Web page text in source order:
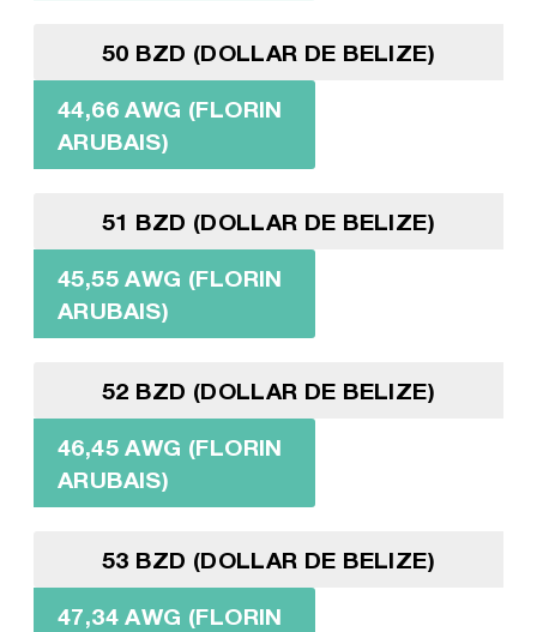
50 BZD (DOLLAR DE BELIZE)
44,66 AWG (FLORIN
ARUBAIS)
51 BZD (DOLLAR DE BELIZE)
45,55 AWG (FLORIN
ARUBAIS)
52 BZD (DOLLAR DE BELIZE)
46,45 AWG (FLORIN
ARUBAIS)
53 BZD (DOLLAR DE BELIZE)
47,34 AWG (FLORIN